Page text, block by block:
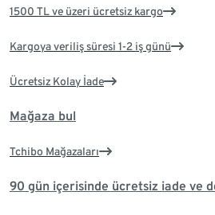
1500 TL ve üzeri ücretsiz kargo
Kargoya veriliş süresi 1-2 iş günü
Ücretsiz Kolay İade
Mağaza bul
Tchibo Mağazaları
90 gün içerisinde ücretsiz iade ve